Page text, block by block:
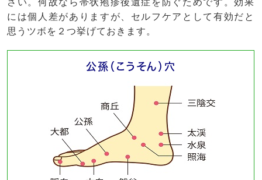
さい。何故なら帯状疱疹後遺症を防ぐためです。効果
には個人差がありますが、セルフケアとして有効だと
思うツボを２つ挙げておきます。
公孫（こうそん）穴